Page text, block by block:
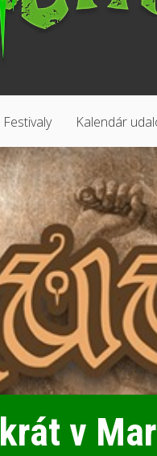
Festivaly Kalendár
v